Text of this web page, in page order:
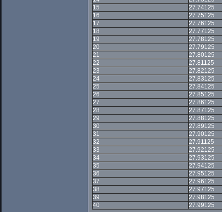
15
27.74125
16
27.75125
17
27.76125
18
27.77125
19
27.78125
20
27.79125
21
27.80125
22
27.81125
23
27.82125
24
27.83125
25
27.84125
26
27.85125
27
27.86125
28
27.87125
29
27.88125
30
27.89125
31
27.90125
32
27.91125
33
27.92125
34
27.93125
35
27.94125
36
27.95125
37
27.96125
38
27.97125
39
27.98125
40
27.99125